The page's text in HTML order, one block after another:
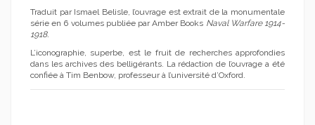
Traduit par Ismael Belisle, l’ouvrage est extrait de la monumentale
série en 6 volumes publiée par Amber Books Naval Warfare 1914-
1918.
L’iconographie, superbe, est le fruit de recherches approfondies
dans les archives des belligérants. La rédaction de l’ouvrage a été
confiée à Tim Benbow, professeur à l’université d’Oxford.